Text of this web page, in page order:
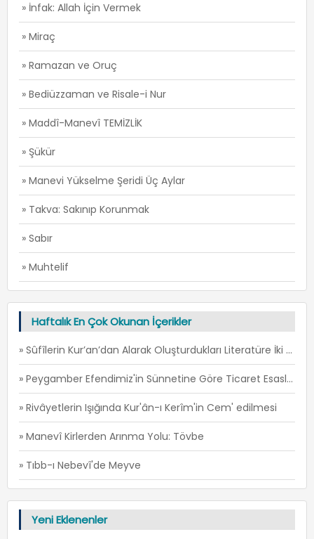
» İnfak: Allah İçin Vermek
» Miraç
» Ramazan ve Oruç
» Bediüzzaman ve Risale-i Nur
» Maddî-Manevî TEMİZLİK
» Şükür
» Manevi Yükselme Şeridi Üç Aylar
» Takva: Sakınıp Korunmak
» Sabır
» Muhtelif
Haftalık En Çok Okunan İçerikler
» Sûfîlerin Kur’an’dan Alarak Oluşturdukları Literatüre İki Örnek: İ’TİSÂM ve FİRÂR -1
» Peygamber Efendimiz'in Sünnetine Göre Ticaret Esasları -1
» Rivâyetlerin Işığında Kur'ân-ı Kerîm'in Cem' edilmesi
» Manevî Kirlerden Arınma Yolu: Tövbe
» Tıbb-ı Nebevî'de Meyve
Yeni Eklenenler